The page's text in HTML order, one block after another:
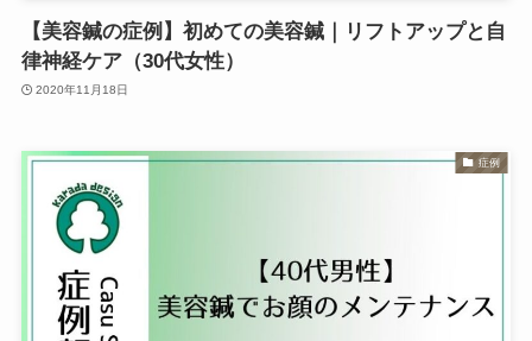
【美容鍼の症例】初めての美容鍼｜リフトアップと自
律神経ケア（30代女性）
2020年11月18日
症例